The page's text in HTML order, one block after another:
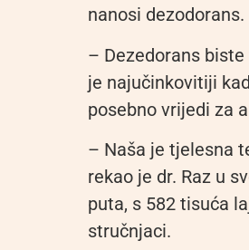
nanosi dezodorans.
– Dezedorans
je najučinkovitiji
posebno vrijedi za
– Naša je tjelesna
rekao je dr. Raz u
puta, s 582 tisuća
stručnjaci.